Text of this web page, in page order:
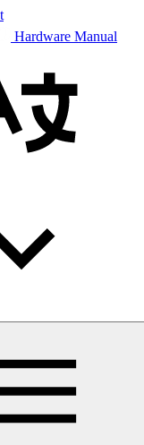
Hardware Manual